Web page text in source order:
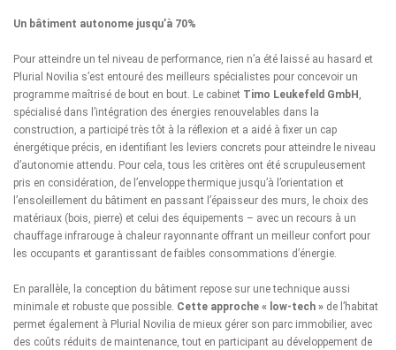
Un bâtiment autonome jusqu’à 70%
Pour atteindre un tel niveau de performance, rien n’a été laissé au hasard et
Plurial Novilia s’est entouré des meilleurs spécialistes pour concevoir un
programme maîtrisé de bout en bout. Le cabinet Timo Leukefeld GmbH ,
spécialisé dans l’intégration des énergies renouvelables dans la
construction, a participé très tôt à la réflexion et a aidé à fixer un cap
énergétique précis, en identifiant les leviers concrets pour atteindre le niveau
d’autonomie attendu. Pour cela, tous les critères ont été scrupuleusement
pris en considération, de l’enveloppe thermique jusqu’à l’orientation et
l’ensoleillement du bâtiment en passant l’épaisseur des murs, le choix des
matériaux (bois, pierre) et celui des équipements – avec un recours à un
chauffage infrarouge à chaleur rayonnante offrant un meilleur confort pour
les occupants et garantissant de faibles consommations d’énergie.
En parallèle, la conception du bâtiment repose sur une technique aussi
minimale et robuste que possible. Cette approche « low-tech » de l’habitat
permet également à Plurial Novilia de mieux gérer son parc immobilier, avec
des coûts réduits de maintenance, tout en participant au développement de